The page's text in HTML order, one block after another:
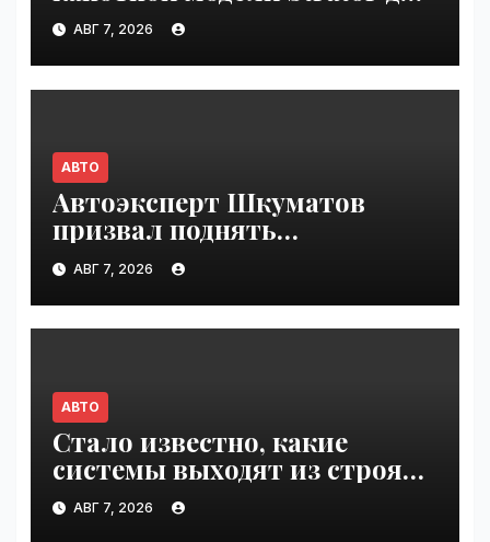
Европы | VseTime.ru
АВГ 7, 2026
АВТО
Автоэксперт Шкуматов
призвал поднять
разрешённую скорость на
дорогах России | VseTime.ru
АВГ 7, 2026
АВТО
Стало известно, какие
системы выходят из строя
при 100°C под капотом |
VseTime.ru
АВГ 7, 2026